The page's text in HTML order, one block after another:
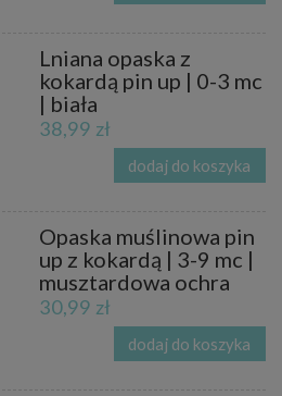
Lniana opaska z
kokardą pin up | 0-3 mc
| biała
38,99 zł
dodaj do koszyka
Opaska muślinowa pin
up z kokardą | 3-9 mc |
musztardowa ochra
30,99 zł
dodaj do koszyka